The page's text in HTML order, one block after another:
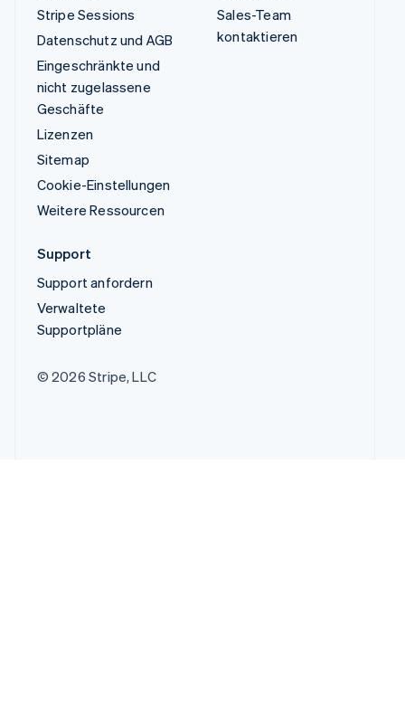
Stripe Sessions
Datenschutz und AGB
Eingeschränkte und
nicht zugelassene
Geschäfte
Lizenzen
Sitemap
Cookie-Einstellungen
Weitere Ressourcen
Sales-Team
kontaktieren
Support
Support anfordern
Verwaltete
Supportpläne
© 2026 Stripe, LLC